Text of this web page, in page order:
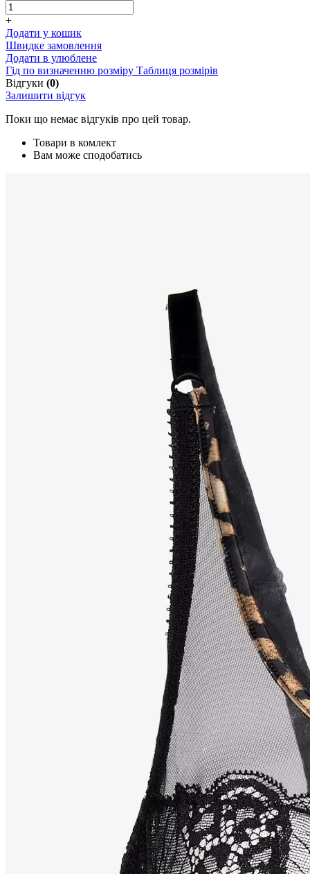
+
Додати у кошик
Швидке замовлення
Додати в улюблене
Гід по визначенню розміру Таблиця розмірів
Відгуки (0)
Залишити відгук
Поки що немає відгуків про цей товар.
Товари в комлект
Вам може сподобатись